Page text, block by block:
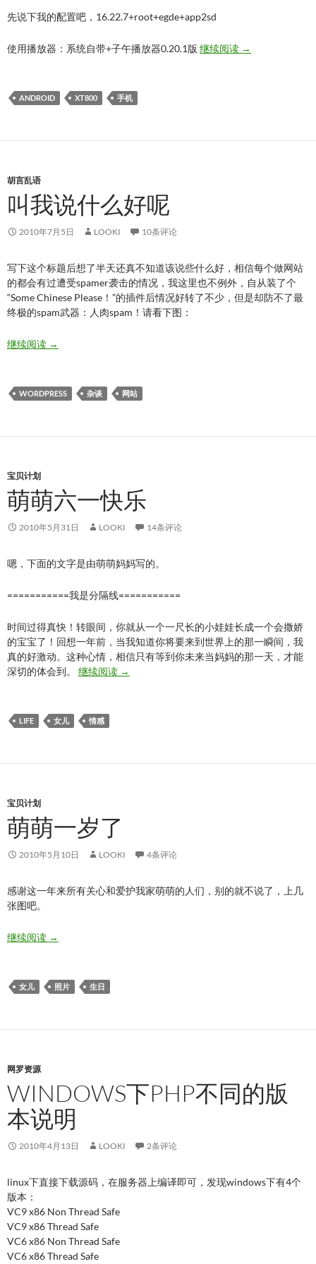
先说下我的配置吧，16.22.7+root+egde+app2sd
使用播放器：系统自带+子午播放器0.20.1版 继续阅读XT800自带耳机
→
ANDROID XT800 手机
胡言乱语
叫我说什么好呢
2010年7月5日 LOOKI 10条评论
写下这个标题后想了半天还真不知道该说些什么好，相信每个做网站
的都会有过遭受spamer袭击的情况，我这里也不例外，自从装了个
“Some Chinese Please！”的插件后情况好转了不少，但是却防不了最
终极的spam武器：人肉spam！请看下图：
继续阅读叫我说什么好呢
→
WORDPRESS 杂谈 网站
宝贝计划
萌萌六一快乐
2010年5月31日 LOOKI 14条评论
嗯，下面的文字是由萌萌妈妈写的。
===========我是分隔线===========
时间过得真快！转眼间，你就从一个一尺长的小娃娃长成一个会撒娇
的宝宝了！回想一年前，当我知道你将要来到世界上的那一瞬间，我
真的好激动。这种心情，相信只有等到你未来当妈妈的那一天，才能
深切的体会到。 继续阅读萌萌六一快乐
→
LIFE 女儿 情感
宝贝计划
萌萌一岁了
2010年5月10日 LOOKI 4条评论
感谢这一年来所有关心和爱护我家萌萌的人们，别的就不说了，上几
张图吧。
继续阅读萌萌一岁了
→
女儿 照片 生日
网罗资源
WINDOWS下PHP不同的版
本说明
2010年4月13日 LOOKI 2条评论
linux下直接下载源码，在服务器上编译即可，发现windows下有4个
版本：
VC9 x86 Non Thread Safe
VC9 x86 Thread Safe
VC6 x86 Non Thread Safe
VC6 x86 Thread Safe